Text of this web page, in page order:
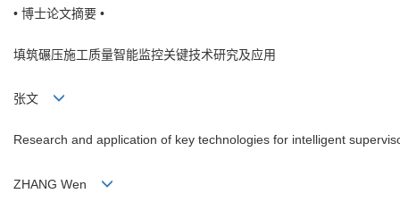
• 博士论文摘要 •
填筑碾压施工质量智能监控关键技术研究及应用
张文
Research and application of key technologies for intelligent
ZHANG Wen